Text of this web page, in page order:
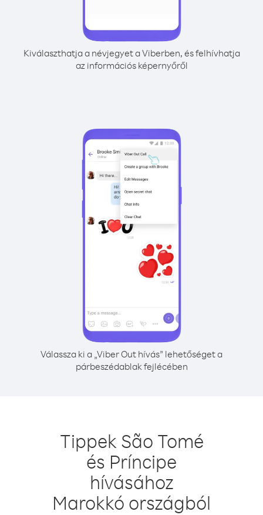
Kiválaszthatja a névjegyet a Viberben, és felhívhatja
az információs képernyőről
Válassza ki a „Viber Out hívás” lehetőséget a
párbeszédablak fejlécében
Tippek São Tomé
és Príncipe
hívásához
Marokkó országból